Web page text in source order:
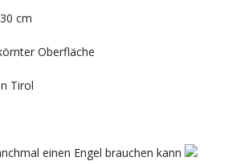
cm
Oberfläche
Tirol
einen Engel brauchen kann